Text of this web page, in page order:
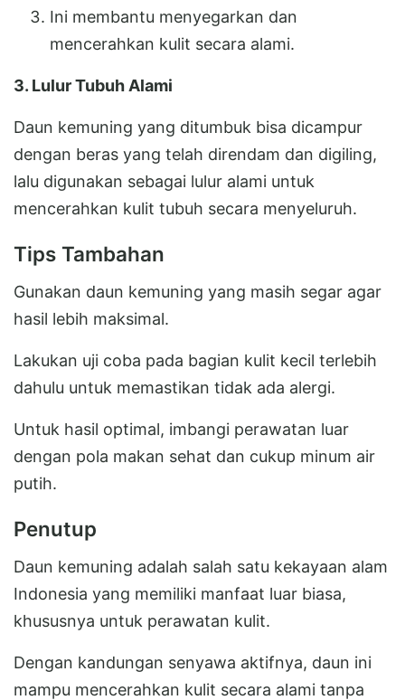
Ini membantu menyegarkan dan
mencerahkan kulit secara alami.
3. Lulur Tubuh Alami
Daun kemuning yang ditumbuk bisa dicampur
dengan beras yang telah direndam dan digiling,
lalu digunakan sebagai lulur alami untuk
mencerahkan kulit tubuh secara menyeluruh.
Tips Tambahan
Gunakan daun kemuning yang masih segar agar
hasil lebih maksimal.
Lakukan uji coba pada bagian kulit kecil terlebih
dahulu untuk memastikan tidak ada alergi.
Untuk hasil optimal, imbangi perawatan luar
dengan pola makan sehat dan cukup minum air
putih.
Penutup
Daun kemuning adalah salah satu kekayaan alam
Indonesia yang memiliki manfaat luar biasa,
khususnya untuk perawatan kulit.
Dengan kandungan senyawa aktifnya, daun ini
mampu mencerahkan kulit secara alami tanpa